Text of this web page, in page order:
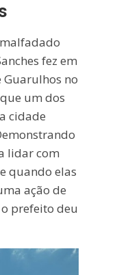
fez em
Guarulhos no
um dos
cidade
lidar com
quando elas
ação de
prefeito deu